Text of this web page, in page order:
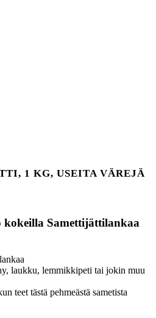
1 KG, USEITA VÄREJÄ
Samettijättilankaa
laukku, lemmikkipeti tai jokin muu
teet tästä pehmeästä sametista